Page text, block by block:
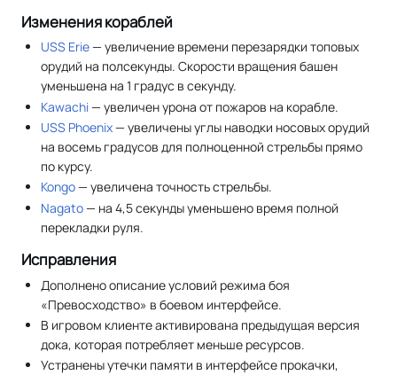
Изменения кораблей
USS Erie— увеличение времени перезарядки топовых
орудий на полсекунды. Скорости вращения башен
уменьшена на 1 градус в секунду.
Kawachi— увеличен урона от пожаров на корабле.
USS Phoenix— увеличены углы наводки носовых орудий
на восемь градусов для полноценной стрельбы прямо
по курсу.
Kongo— увеличена точность стрельбы.
Nagato— на 4,5 секунды уменьшено время полной
перекладки руля.
Исправления
Дополнено описание условий режима боя
«Превосходство» в боевом интерфейсе.
В игровом клиенте активирована предыдущая версия
дока, которая потребляет меньше ресурсов.
Устранены утечки памяти в интерфейсе прокачки,